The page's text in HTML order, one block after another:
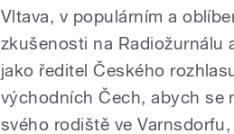
Vltava, v populárním a
zkušenosti na Radiožurnálu
jako ředitel Českého
východních Čech, abych se
svého rodiště ve